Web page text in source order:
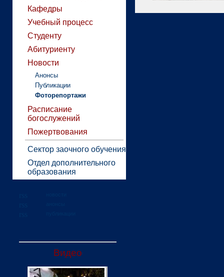
Кафедры
Учебный процесс
Студенту
Абитуриенту
Новости
Анонсы
Публикации
Фоторепортажи
Расписание
богослужений
Пожертвования
Сектор заочного обучения
Отдел дополнительного
образования
Видео